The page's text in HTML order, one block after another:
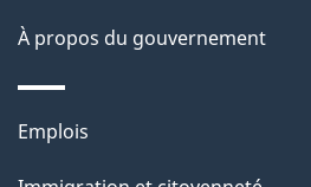
d
e
l
site
À propos du gouvernement
Thèmes
Emplois